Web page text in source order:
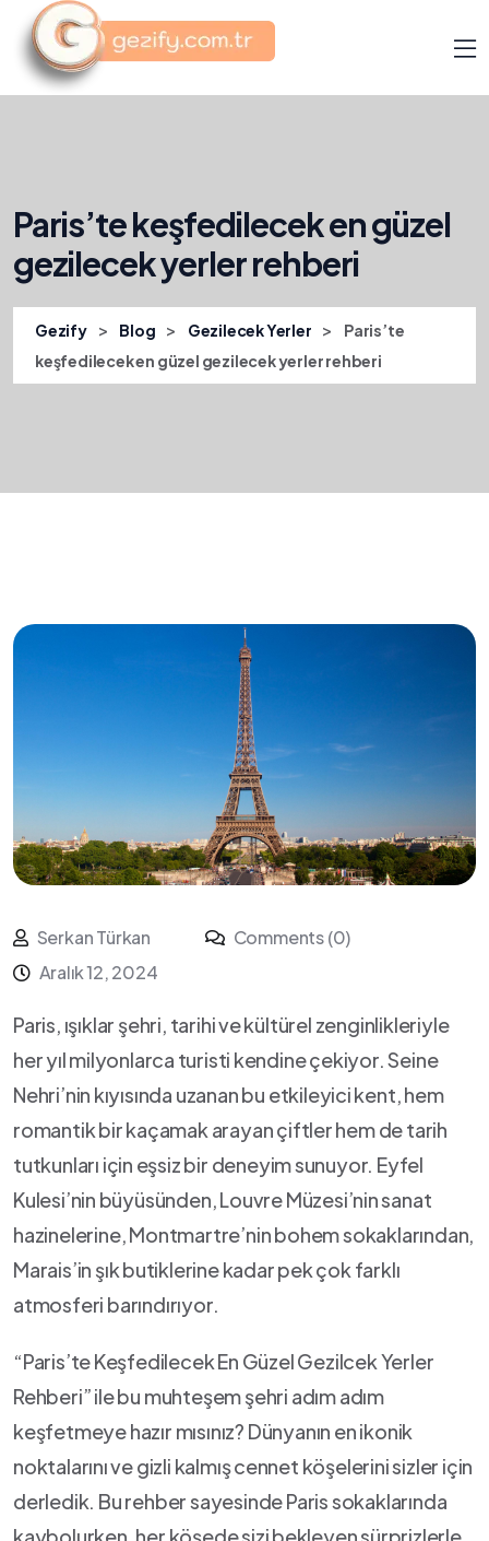
Paris’te keşfedilecek en güzel
gezilecek yerler rehberi
Gezify > Blog > Gezilecek Yerler >
Paris’te
keşfedilecek en güzel gezilecek yerler rehberi
Serkan Türkan
Comments (0)
Aralık 12, 2024
Paris, ışıklar şehri, tarihi⁤ ve kültürel zenginlikleriyle
her yıl⁤ milyonlarca⁣ turisti ⁤kendine çekiyor. Seine⁣
Nehri’nin ⁤kıyısında ‌uzanan‍ bu etkileyici ⁢kent, hem
romantik bir⁢ kaçamak arayan çiftler ⁣hem de tarih
tutkunları için⁣ eşsiz bir deneyim ⁣sunuyor. Eyfel
‌Kulesi’nin ⁣büyüsünden, Louvre Müzesi’nin ⁤sanat
hazinelerine, Montmartre’nin bohem sokaklarından,
Marais’in şık⁢ butiklerine kadar ‌pek ⁤çok farklı
atmosferi barındırıyor.
“Paris’te⁤ Keşfedilecek En‌ Güzel ​Gezilcek Yerler
Rehberi” ile bu muhteşem şehri adım‌ adım⁤
keşfetmeye hazır mısınız? Dünyanın en ikonik
noktalarını⁤ ve gizli kalmış ⁢cennet‌ köşelerini sizler için
derledik. Bu rehber ​sayesinde Paris‌ sokaklarında‌
kaybolurken, her köşede ‍sizi ⁤bekleyen ‌sürprizlerle